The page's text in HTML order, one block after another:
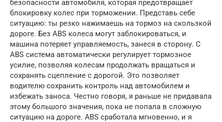
безопасности автомобиля, которая предотвращает
блокировку колес при торможении. Представь себе
ситуацию: ты резко нажимаешь на тормоз на скользкой
дороге. Без ABS колеса могут заблокироваться, и
машина потеряет управляемость, занеся в сторону. С
ABS система автоматически регулирует тормозное
усилие, позволяя колесам продолжать вращаться и
сохранять сцепление с дорогой. Это позволяет
водителю сохранить контроль над автомобилем и
избежать заноса. Честно говоря, я раньше не придавала
этому большого значения, пока не попала в сложную
ситуацию на дороге. ABS сработала мгновенно, и я